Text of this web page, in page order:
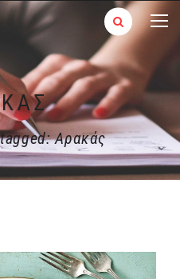
Αρακάς